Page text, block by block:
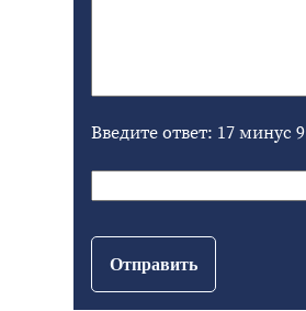
Введите ответ: 17 минус 9
Отправить